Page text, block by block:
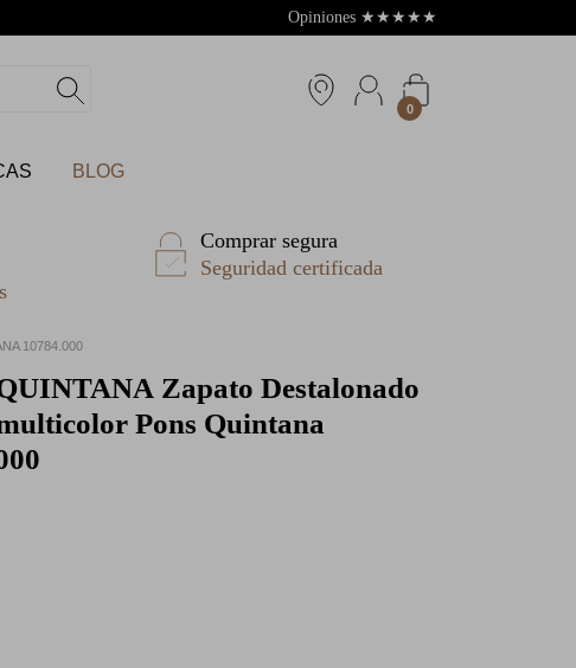
Opiniones ★ ★ ★ ★ ★
0
BLOG
Comprar segura
Seguridad certificada
10784.000
Zapato Destalonado
Pons Quintana